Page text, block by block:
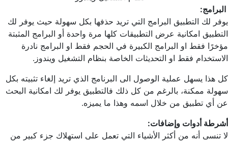
البرامج:
يوفر لك التطبيق البرامج التي تريد حذفها بكل سهولة حيث يوفر لك
التطبيق امكانية عرض التطبيقات كلها مرة واحدة أو البرامج المثبتة
مؤخرًا فقط او البرامج الكبيرة في الحجم فقط او البرامج نادرة
الاستخدام فقط او التحديثات الخاصة بنظام التشغيل ويندوز.
كل هذا يسهل عملية الوصول الى البرنامج الذي تريد إلغاء تثبيته بكل
سهولة ممكنة، بالرغم من كل ذلك فالتطبيق يوفر لك امكانية البحث
عن أي تطبيق من خلال اسمه وهذا ما يميزه.
أشرطة أدوات وإضافات:
لا تنسى أنه من أكثر الأشياء التي تعمل على استهلاك جزء كبير من